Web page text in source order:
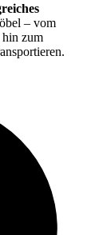
– vom
hin zum